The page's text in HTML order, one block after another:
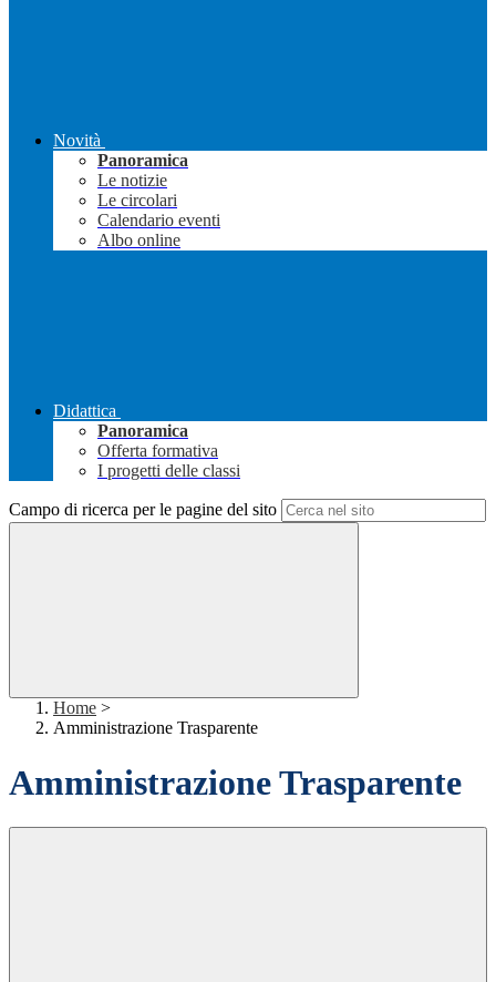
Novità
Panoramica
Le notizie
Le circolari
Calendario eventi
Albo online
Didattica
Panoramica
Offerta formativa
I progetti delle classi
Campo di ricerca per le pagine del sito
Home >
Amministrazione Trasparente
Amministrazione Trasparente